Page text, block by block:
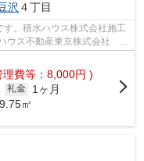
沢 ４丁目
。積水ハウス株式会社施工
ウス不動産東京株式会社 特
理費等：8,000円 )
礼金
1ヶ月
㎡